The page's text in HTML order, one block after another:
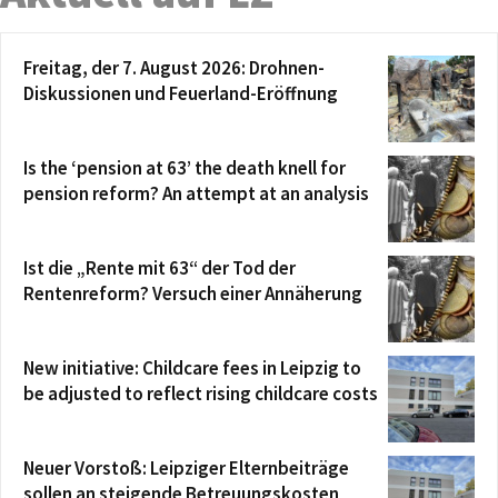
Freitag, der 7. August 2026: Drohnen-
Diskussionen und Feuerland-Eröffnung
Is the ‘pension at 63’ the death knell for
pension reform? An attempt at an analysis
Ist die „Rente mit 63“ der Tod der
Rentenreform? Versuch einer Annäherung
New initiative: Childcare fees in Leipzig to
be adjusted to reflect rising childcare costs
Neuer Vorstoß: Leipziger Elternbeiträge
sollen an steigende Betreuungskosten